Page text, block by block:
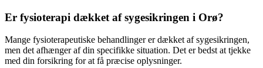
Er fysioterapi dækket af sygesikringen i Orø?
Mange fysioterapeutiske behandlinger er dækket af sygesikringen,
men det afhænger af din specifikke situation. Det er bedst at tjekke
med din forsikring for at få præcise oplysninger.